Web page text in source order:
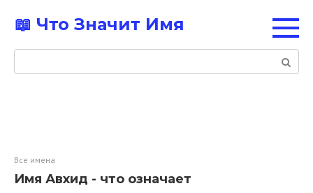
контенту
📖 Что Значит Имя
Поиск:
Все имена
Имя Авхид - что означает